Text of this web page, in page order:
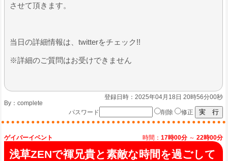
させて頂きます。
当日の詳細情報は、twitterをチェック!!
※詳細のご質問はお受けできません
登録日時：2025年04月18日 20時56分00秒
By： complete
パスワード
削除 修正
ゲイバーイベント 時間： 17時00分 ～ 22時00分
浅草ZENで褌兄貴と素敵な時間を過ごして